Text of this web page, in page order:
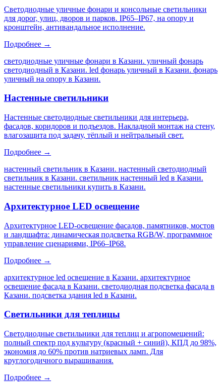
Светодиодные уличные фонари и консольные светильники
для дорог, улиц, дворов и парков. IP65–IP67, на опору и
кронштейн, антивандальное исполнение.
Подробнее →
светодиодные уличные фонари в Казани. уличный фонарь
светодиодный в Казани. led фонарь уличный в Казани. фонарь
уличный на опору в Казани.
Настенные светильники
Настенные светодиодные светильники для интерьера,
фасадов, коридоров и подъездов. Накладной монтаж на стену,
влагозащита под задачу, тёплый и нейтральный свет.
Подробнее →
настенный светильник в Казани. настенный светодиодный
светильник в Казани. светильник настенный led в Казани.
настенные светильники купить в Казани.
Архитектурное LED освещение
Архитектурное LED-освещение фасадов, памятников, мостов
и ландшафта: динамическая подсветка RGB/W, программное
управление сценариями, IP66–IP68.
Подробнее →
архитектурное led освещение в Казани. архитектурное
освещение фасада в Казани. светодиодная подсветка фасада в
Казани. подсветка здания led в Казани.
Светильники для теплицы
Светодиодные светильники для теплиц и агропомещений:
полный спектр под культуру (красный + синий), КПД до 98%,
экономия до 60% против натриевых ламп. Для
круглогодичного выращивания.
Подробнее →